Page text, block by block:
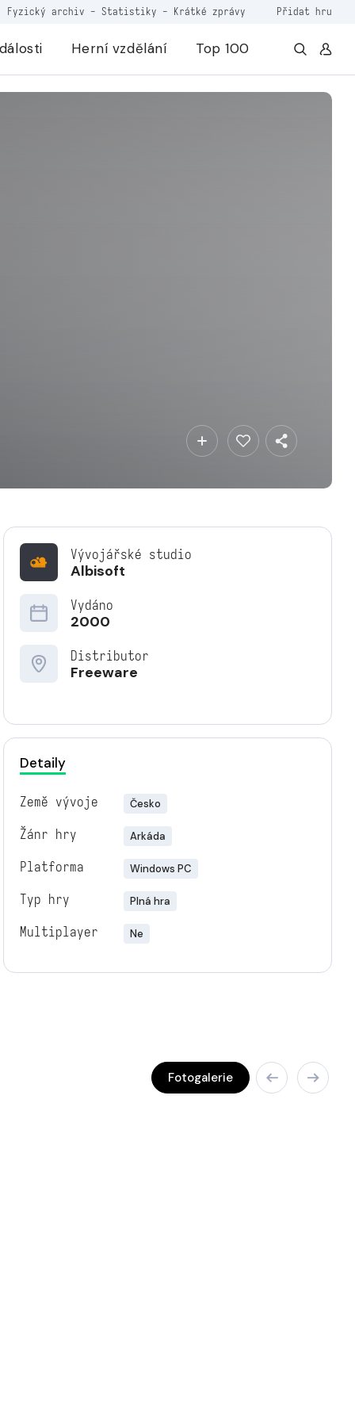
Fyzický archiv - Statistiky - Krátké zprávy Přidat hru
Herní vzdělání Top 100
Vývojářské studio
Albisoft
Vydáno
2000
Distributor
Freeware
Detaily
Země vývoje Česko
Žánr hry Arkáda
Platforma Windows PC
Typ hry Plná hra
Multiplayer Ne
Fotogalerie